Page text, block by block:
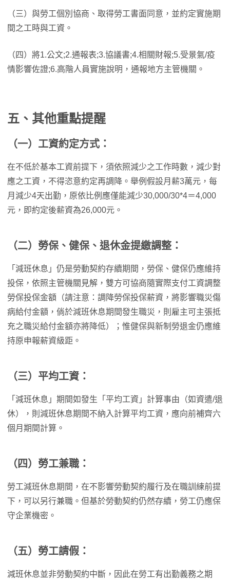
（三）與勞工個別協商、取得勞工書面同意，並約定實施期
間之工時與工資。
（四）將1.公文;2.通報表;3.協議書;4.相關財報;5.受景氣/疫
情影響佐證;6.高階人員實施說明，通報地方主管機關。
五、其他重點提醒
（一）工資約定方式：
在不低於基本工資前提下，須依照減少之工作時數，減少對
應之工資，不得恣意約定再調降。舉例假設月薪3萬元，每
月減少4天出勤，原依比例應僅能減少30,000/30*4＝4,000
元，即約定後薪資為26,000元。
（二）勞保、健保、退休金提繳調整：
「減班休息」仍是勞動契約存續期間，勞保、健保仍應維持
投保，依照主管機關見解，雙方可協商隨實際支付工資調整
勞保投保金額（請注意：調降勞保投保薪資，將影響職災傷
病給付金額，倘於減班休息期間發生職災，則雇主可主張抵
充之職災給付金額亦將降低）；惟健保與新制勞退金仍應維
持原申報薪資級距。
（三）平均工資：
「減班休息」期間如發生「平均工資」計算事由（如資遣/退
休），則減班休息期間不納入計算平均工資，應向前補齊六
個月期間計算。
（四）勞工兼職：
勞工減班休息期間，在不影響勞動契約履行及在職訓練前提
下，可以另行兼職。但基於勞動契約仍然存續，勞工仍應保
守企業機密。
（五）勞工請假：
減班休息並非勞動契約中斷，因此在勞工有出勤義務之期